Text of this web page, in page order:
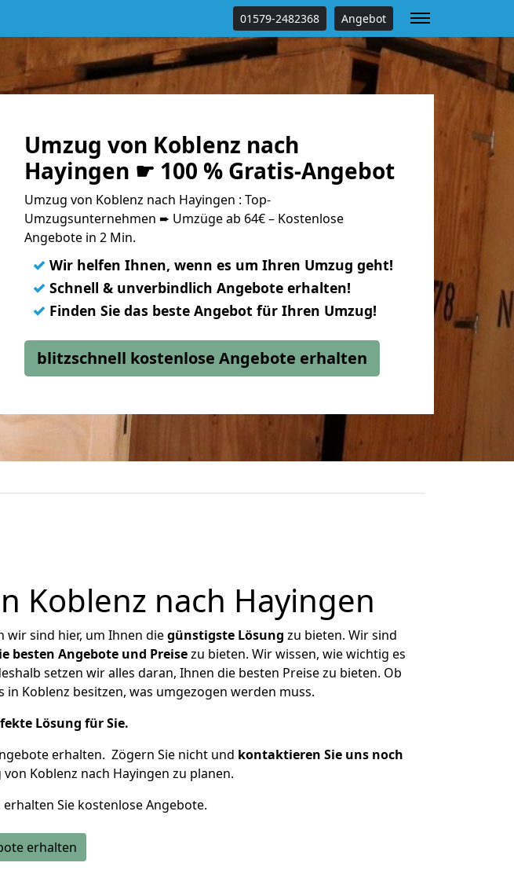
01579-2482368 Angebot
Umzug von Koblenz nach
Hayingen ☛ 100 % Gratis-Angebot
Umzug von Koblenz nach Hayingen : Top-
Umzugsunternehmen ➨ Umzüge ab 64€ – Kostenlose
Angebote in 2 Min.
✓ Wir helfen Ihnen, wenn es um Ihren Umzug geht!
✓ Schnell & unverbindlich Angebote erhalten!
✓ Finden Sie das beste Angebot für Ihren Umzug!
blitzschnell kostenlose Angebote erhalten
Koblenz nach Hayingen
wir sind hier, um Ihnen diegünstigste Lösung zu bieten. Wir sind
besten Angebote und Preisezu bieten. Wir wissen, wie wichtig es
setzen wir alles daran, Ihnen die besten Preise zu bieten. Ob
Koblenz besitzen, was umgezogen werden muss.
Lösung für Sie.
erhalten. Zögern Sie nicht und kontaktieren Sie uns noch
Koblenz nach Hayingen zu planen.
erhalten Sie kostenlose Angebote.
erhalten